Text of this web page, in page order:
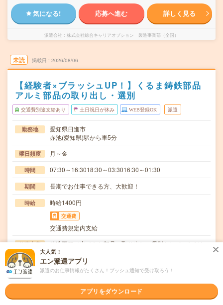
気になる! 応募へ進む 詳しく見る
派遣会社 株式会社綜合キャリアオプション 製造事業部（全国）
未読 掲載日 2026/08/06
【経験者×ブラッシュUP！】くるま鋳鉄部品
アルミ部品の取り出し・選別
交通費別途支給あり 土日祝日が休み WEB登録OK 派遣
勤務地
愛知県日進市
赤池(愛知県)駅から車5分
曜日頻度 月～金
時間 07:30～16:3018:30～03:3016:30～01:30
期間 長期でお仕事できる方、大歓迎！
時給 時給1400円
交通費
交通費規定内支給
仕事内容
鋳造工程で出てきた部品の取り出し、選別をしていただき
ます。【取扱製品情報】自動車鋳鉄部品、アルミ部品…
応募資格
ブランクOK / 英語力不要
で気軽にオンライン登録★氏名・職種などを入力す…
大人気！
エン派遣アプリ
派遣のお仕事情報がたくさん！プッシュ通知で受け取ろう！
アプリをダウンロード